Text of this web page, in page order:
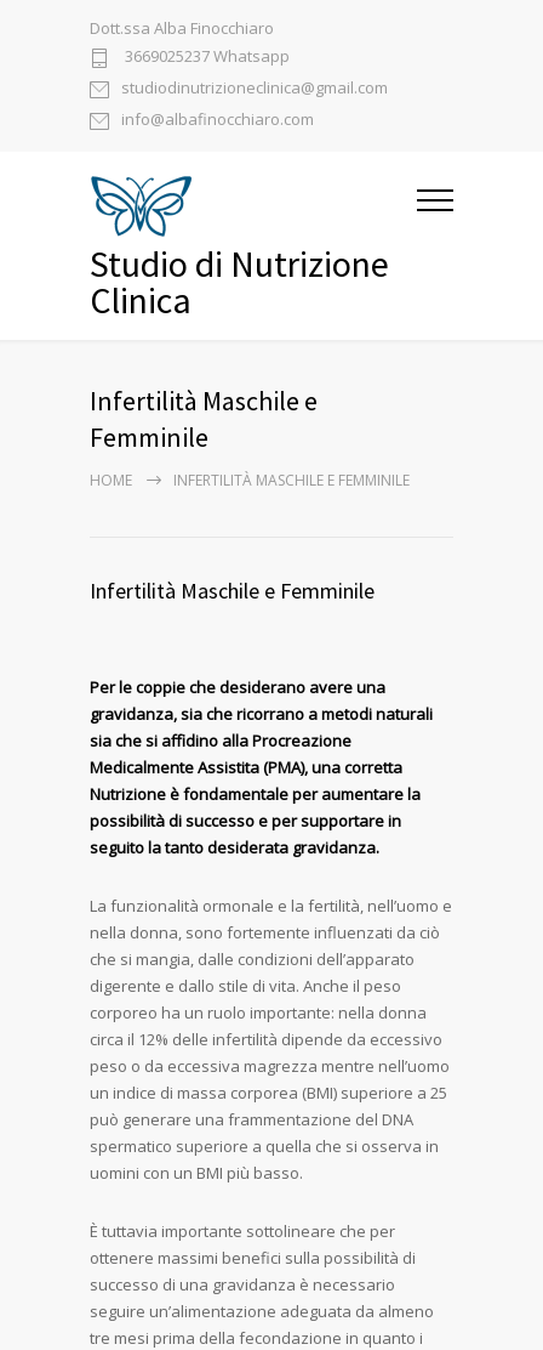
Dott.ssa Alba Finocchiaro
3669025237 Whatsapp
studiodinutrizioneclinica@gmail.com
info@albafinocchiaro.com
Studio di Nutrizione
Clinica
Infertilità Maschile e
Femminile
HOME INFERTILITÀ MASCHILE E FEMMINILE
Infertilità Maschile e Femminile
Per le coppie che desiderano avere una
gravidanza, sia che ricorrano a metodi naturali
sia che si affidino alla Procreazione
Medicalmente Assistita (PMA), una corretta
Nutrizione è fondamentale per aumentare la
possibilità di successo e per supportare in
seguito la tanto desiderata gravidanza.
La funzionalità ormonale e la fertilità, nell’uomo e
nella donna, sono fortemente influenzati da ciò
che si mangia, dalle condizioni dell’apparato
digerente e dallo stile di vita. Anche il peso
corporeo ha un ruolo importante: nella donna
circa il 12% delle infertilità dipende da eccessivo
peso o da eccessiva magrezza mentre nell’uomo
un indice di massa corporea (BMI) superiore a 25
può generare una frammentazione del DNA
spermatico superiore a quella che si osserva in
uomini con un BMI più basso.
È tuttavia importante sottolineare che per
ottenere massimi benefici sulla possibilità di
successo di una gravidanza è necessario
seguire un’alimentazione adeguata da almeno
tre mesi prima della fecondazione in quanto i